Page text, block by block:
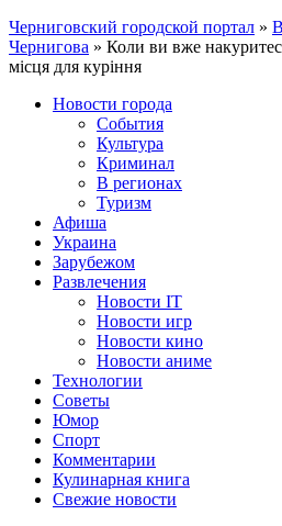
Черниговский городской портал »
Чернигова » Коли ви вже
місця для куріння
Новости города
События
Культура
Криминал
В регионах
Туризм
Афиша
Украина
Зарубежом
Развлечения
Новости IT
Новости игр
Новости кино
Новости аниме
Технологии
Советы
Юмор
Спорт
Комментарии
Кулинарная книга
Свежие новости